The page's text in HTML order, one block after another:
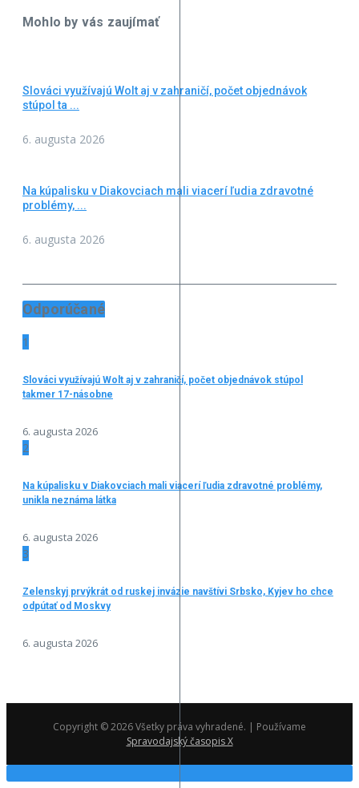
Mohlo by vás zaujímať
Slováci využívajú Wolt aj v zahraničí, počet objednávok
stúpol ta ...
6. augusta 2026
Na kúpalisku v Diakovciach mali viacerí ľudia zdravotné
problémy, ...
6. augusta 2026
Odporúčané
1
Slováci využívajú Wolt aj v zahraničí, počet objednávok stúpol
takmer 17-násobne
6. augusta 2026
2
Na kúpalisku v Diakovciach mali viacerí ľudia zdravotné problémy,
unikla neznáma látka
6. augusta 2026
3
Zelenskyj prvýkrát od ruskej invázie navštívi Srbsko, Kyjev ho chce
odpútať od Moskvy
6. augusta 2026
Copyright © 2026 Všetky práva vyhradené. | Používame
Spravodajský časopis X